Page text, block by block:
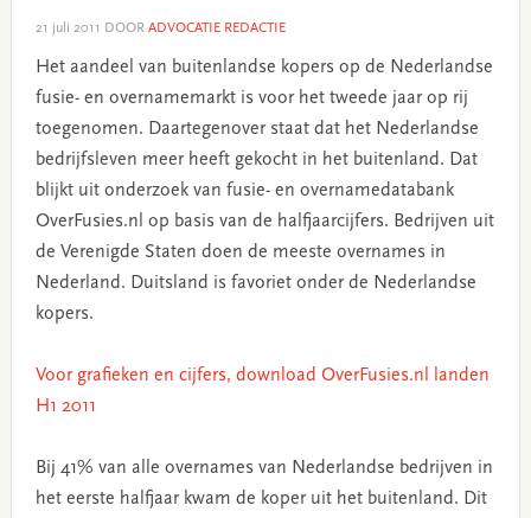
21 juli 2011 DOOR ADVOCATIE REDACTIE
Het aandeel van buitenlandse kopers op de Nederlandse
fusie- en overnamemarkt is voor het tweede jaar op rij
toegenomen. Daartegenover staat dat het Nederlandse
bedrijfsleven meer heeft gekocht in het buitenland. Dat
blijkt uit onderzoek van fusie- en overnamedatabank
OverFusies.nl op basis van de halfjaarcijfers. Bedrijven uit
de Verenigde Staten doen de meeste overnames in
Nederland. Duitsland is favoriet onder de Nederlandse
kopers.
Voor grafieken en cijfers, download OverFusies.nl landen
H1 2011
Bij 41% van alle overnames van Nederlandse bedrijven in
het eerste halfjaar kwam de koper uit het buitenland. Dit